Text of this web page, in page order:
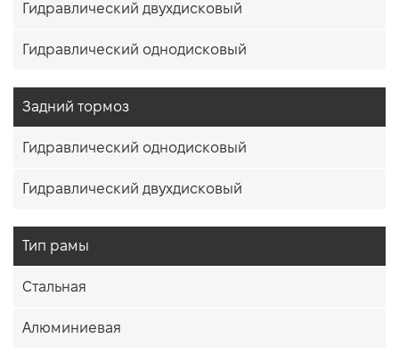
Гидравлический двухдисковый
Гидравлический однодисковый
Задний тормоз
Гидравлический однодисковый
Гидравлический двухдисковый
Тип рамы
Стальная
Алюминиевая